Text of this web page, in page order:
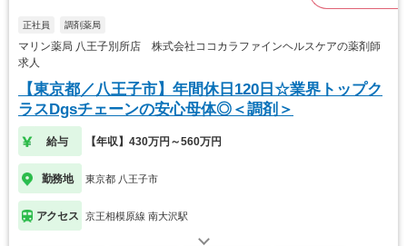
正社員 調剤薬局
マリン薬局 八王子別所店 株式会社ココカラファインヘルスケアの薬剤師
求人
【東京都／八王子市】年間休日120日☆業界トップク
ラスDgsチェーンの安心母体◎＜調剤＞
給与 【年収】430万円～560万円
勤務地 東京都 八王子市
アクセス 京王相模原線 南大沢駅